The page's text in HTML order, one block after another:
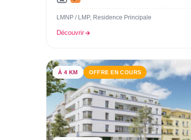
LMNP / LMP, Residence Principale
Découvrir
À 4 KM OFFRE EN COURS